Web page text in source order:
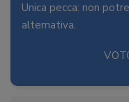
Unica pecca: non
alternativa.